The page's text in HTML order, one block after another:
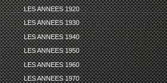
LES ANNEES 1920
LES ANNEES 1930
LES ANNEES 1940
LES ANNEES 1950
LES ANNEES 1960
LES ANNEES 1970